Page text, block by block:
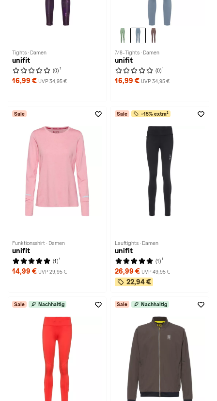
Tights · Damen
unifit
(0) 1
16,99 € UVP 34,95 €
7/8-Tights · Damen
unifit
(0) 1
16,99 € UVP 34,95 €
Sale
Funktionsshirt · Damen
unifit
(1) 1
14,99 € UVP 29,95 €
Sale -15% extra²
Lauftights · Damen
unifit
(1) 1
26,99 € UVP 49,95 €
22,94 €
Sale Nachhaltig Sale Nachhaltig